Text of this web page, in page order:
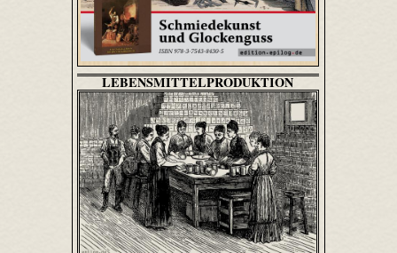
LEBENSMITTELPRODUKTION